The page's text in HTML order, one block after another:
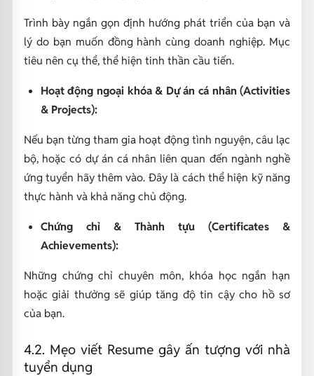
Trình bày ngắn gọn định hướng phát triển của bạn và
lý do bạn muốn đồng hành cùng doanh nghiệp. Mục
tiêu nên cụ thể, thể hiện tinh thần cầu tiến.
Hoạt động ngoại khóa & Dự án cá nhân (Activities
& Projects):
Nếu bạn từng tham gia hoạt động tình nguyện, câu lạc
bộ, hoặc có dự án cá nhân liên quan đến ngành nghề
ứng tuyển hãy thêm vào. Đây là cách thể hiện kỹ năng
thực hành và khả năng chủ động.
Chứng chỉ & Thành tựu (Certificates &
Achievements):
Những chứng chỉ chuyên môn, khóa học ngắn hạn
hoặc giải thưởng sẽ giúp tăng độ tin cậy cho hồ sơ
của bạn.
4.2. Mẹo viết Resume gây ấn tượng với nhà
tuyển dụng